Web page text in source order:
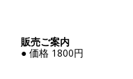
販売ご案内
● 価格 1800円